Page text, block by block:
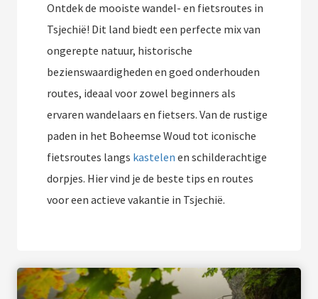
Ontdek de mooiste wandel- en fietsroutes in
Tsjechië! Dit land biedt een perfecte mix van
ongerepte natuur, historische
bezienswaardigheden en goed onderhouden
routes, ideaal voor zowel beginners als
ervaren wandelaars en fietsers. Van de rustige
paden in het Boheemse Woud tot iconische
fietsroutes langs kastelen en schilderachtige
dorpjes. Hier vind je de beste tips en routes
voor een actieve vakantie in Tsjechië.